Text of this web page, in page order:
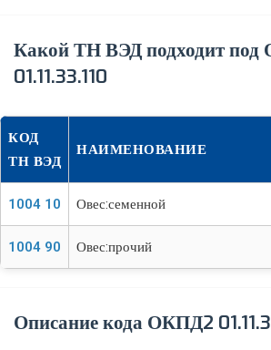
Какой ТН ВЭД подходит
01.11.33.110
КОД
ТН ВЭД
НАИМЕНОВАНИЕ
1004 10 Овес:семенной
1004 90 Овес:прочий
Описание кода ОКПД2